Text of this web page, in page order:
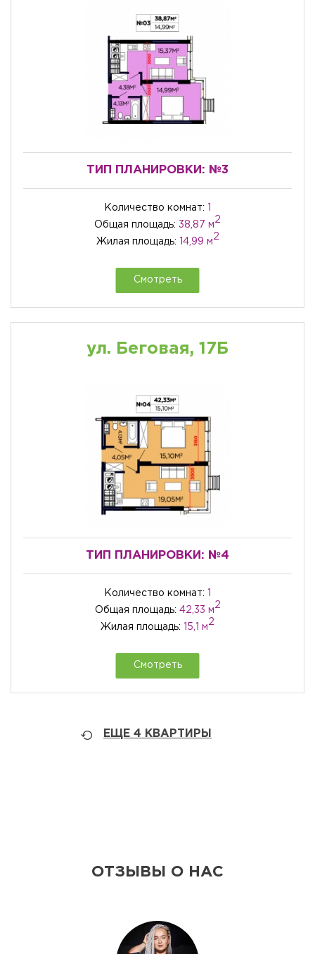
ТИП ПЛАНИРОВКИ: №3
Количество комнат:
Общая площадь: 38,87 м
2
Жилая площадь: 14,99 м
2
Смотреть
ул. Беговая, 17Б
ТИП ПЛАНИРОВКИ: №4
Количество комнат:
Общая площадь: 42,33 м
2
Жилая площадь: 15,1 м
2
Смотреть
ЕЩЕ 4 КВАРТИРЫ
ОТЗЫВЫ О НАС